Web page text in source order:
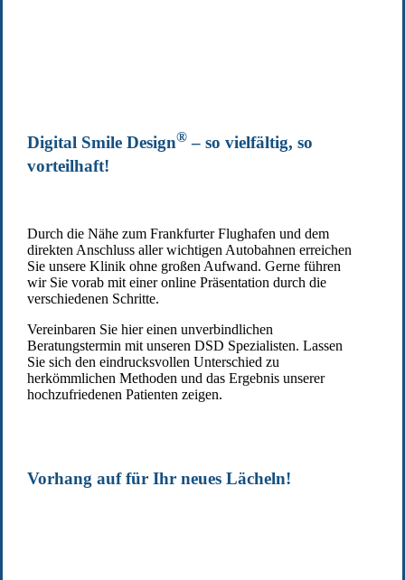
Digital Smile Design®– so vielfältig, so
vorteilhaft!
Durch die Nähe zum Frankfurter Flughafen und dem
direkten Anschluss aller wichtigen Autobahnen erreichen
Sie unsere Klinik ohne großen Aufwand. Gerne führen
wir Sie vorab mit einer online Präsentation durch die
verschiedenen Schritte.
Vereinbaren Sie hier einen unverbindlichen
Beratungstermin mit unseren DSD Spezialisten. Lassen
Sie sich den eindrucksvollen Unterschied zu
herkömmlichen Methoden und das Ergebnis unserer
hochzufriedenen Patienten zeigen.
Vorhang auf für Ihr neues Lächeln!